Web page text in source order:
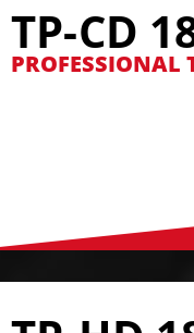
TP-CD
PROFESSIONAL